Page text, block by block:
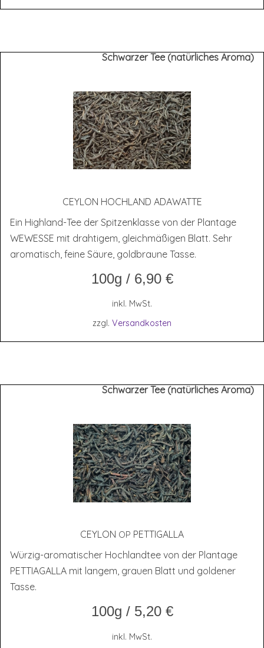
Schwarzer Tee (natürliches Aroma)
CEY­LON HOCH­LAND ADAWATTE
Ein Highland-Tee der Spitzenklasse von der Plantage
WEWESSE mit drahtigem, gleichmäßigen Blatt. Sehr
aromatisch, feine Säure, goldbraune Tasse.
100g / 6,90 €
inkl. MwSt.
zzgl. Versandkosten
Schwarzer Tee (natürliches Aroma)
CEY­LON OP PETTIGALLA
Würzig-aromatischer Hochlandtee von der Plantage
PETTIAGALLA mit langem, grauen Blatt und goldener
Tasse.
100g / 5,20 €
inkl. MwSt.